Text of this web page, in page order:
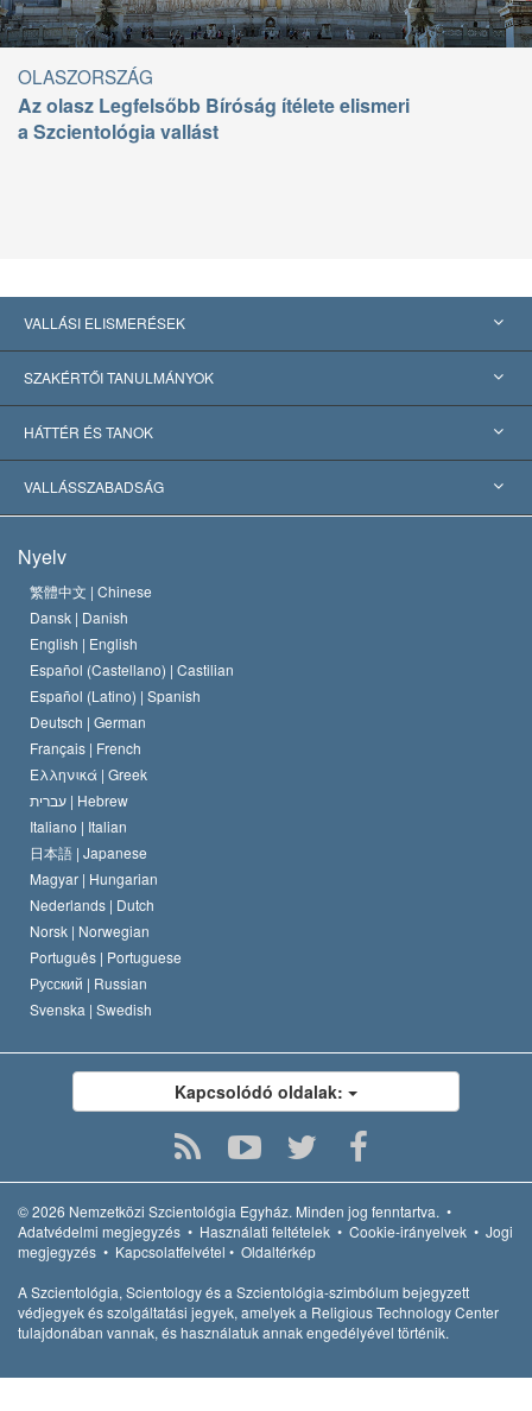
OLASZORSZÁG
Az olasz Legfelsőbb Bíróság ítélete elismeri
a Szcientológia vallást
VALLÁSI ELISMERÉSEK
USA
Nemzetközi elismerések
Jelentős ítéletek
SZAKÉRTŐI TANULMÁNYOK
Tanulmányok kategóriák szerint
A világ legnagyobb szaktekintélyei
HÁTTÉR ÉS TANOK
L. Ron Hubbard
A Szcientológia Egyház hitvallása
A Szcientológus kódex
David Miscavige
VALLÁSSZABADSÁG
Nemzetközi emberi jogi standardok
Nyilatkozat a vallásról
Nyelv
繁體中文 | Chinese
Dansk | Danish
English | English
Español (Castellano) | Castilian
Español (Latino) | Spanish
Deutsch | German
Français | French
Ελληνικά | Greek
עברית | Hebrew
Italiano | Italian
日本語 | Japanese
Magyar | Hungarian
Nederlands | Dutch
Norsk | Norwegian
Português | Portuguese
Русский | Russian
Svenska | Swedish
Kapcsolódó oldalak:
© 2026 Nemzetközi Szcientológia Egyház. Minden jog fenntartva. •
Adatvédelmi megjegyzés • Használati feltételek • Cookie-irányelvek • Jogi
megjegyzés • Kapcsolatfelvétel • Oldaltérkép
A Szcientológia, Scientology és a Szcientológia-szimbólum bejegyzett
védjegyek és szolgáltatási jegyek, amelyek a Religious Technology Center
tulajdonában vannak, és használatuk annak engedélyével történik.